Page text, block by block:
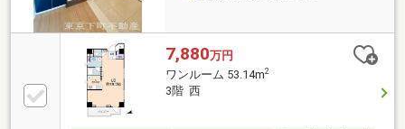
7,880万円
ワンルーム 53.14m2
3階 西